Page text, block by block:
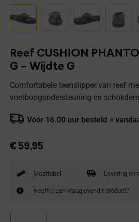
Reef CUSHION
G – Wijdte G
Comfortabele teenslipper van reef
voetboogondersteuning en
Vóór 16.00 uur besteld =
€ 59,95
Maattabel Levering en
Heeft u een vraag over dit product?